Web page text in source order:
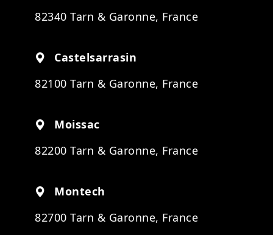
82340 Tarn & Garonne, France
Castelsarrasin
82100 Tarn & Garonne, France
Moissac
82200 Tarn & Garonne, France
Montech
82700 Tarn & Garonne, France